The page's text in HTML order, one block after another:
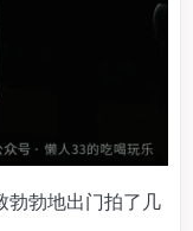
勃勃地出门拍了几